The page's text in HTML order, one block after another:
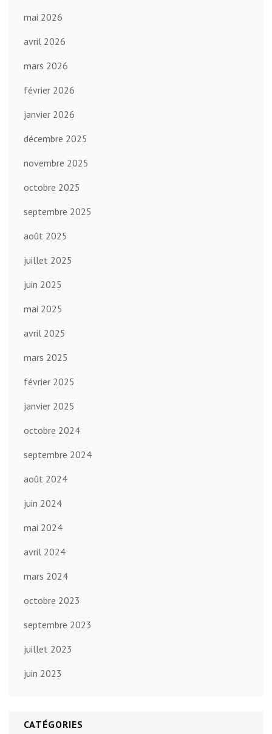
mai 2026
avril 2026
mars 2026
février 2026
janvier 2026
décembre 2025
novembre 2025
octobre 2025
septembre 2025
août 2025
juillet 2025
juin 2025
mai 2025
avril 2025
mars 2025
février 2025
janvier 2025
octobre 2024
septembre 2024
août 2024
juin 2024
mai 2024
avril 2024
mars 2024
octobre 2023
septembre 2023
juillet 2023
juin 2023
CATÉGORIES